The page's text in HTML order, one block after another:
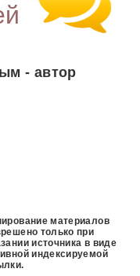
- автор
материалов
только при
источника в виде
индексируемой